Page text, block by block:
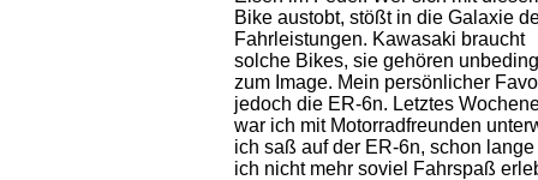
Bike austobt, stößt in die Galaxie
Fahrleistungen. Kawasaki braucht
solche Bikes, sie gehören
zum Image. Mein persönlicher
jedoch die ER-6n. Letztes
war ich mit Motorradfreunden
ich saß auf der ER-6n, schon
ich nicht mehr soviel Fahrspaß